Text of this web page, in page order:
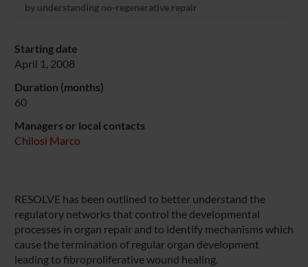
by understanding no-regenerative repair
Starting date
April 1, 2008
Duration (months)
60
Managers or local contacts
Chilosi Marco
RESOLVE has been outlined to better understand the
regulatory networks that control the developmental
processes in organ repair and to identify mechanisms which
cause the termination of regular organ development
leading to fibroproliferative wound healing.